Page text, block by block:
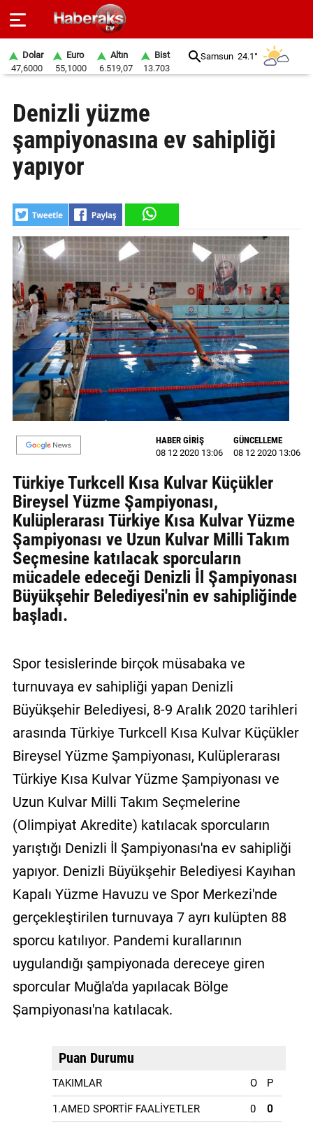
SPOR
YAŞAM
EKONOMİ
BELEDİYELER
SAĞLIK
SİYASET
EĞİTİM
GALERİ
VİDEO
YAZARLAR
BİZE
ULAŞIN
İletişim
Gizlilik
Sözleşmesi
Kullanıcı
Sözleşmesi
Dolar
47,6000
Euro
55,1000
Altın
6.519,07
Bist
13.703
Samsun 24.1°
Denizli yüzme
şampiyonasına ev sahipliği
yapıyor
HABER GİRİŞ
08 12 2020 13:06
GÜNCELLEME
08 12 2020 13:06
Türkiye Turkcell Kısa Kulvar Küçükler
Bireysel Yüzme Şampiyonası,
Kulüplerarası Türkiye Kısa Kulvar Yüzme
Şampiyonası ve Uzun Kulvar Milli Takım
Seçmesine katılacak sporcuların
mücadele edeceği Denizli İl Şampiyonası
Büyükşehir Belediyesi'nin ev sahipliğinde
başladı.
Spor tesislerinde birçok müsabaka ve
turnuvaya ev sahipliği yapan Denizli
Büyükşehir Belediyesi, 8-9 Aralık 2020 tarihleri
arasında Türkiye Turkcell Kısa Kulvar Küçükler
Bireysel Yüzme Şampiyonası, Kulüplerarası
Türkiye Kısa Kulvar Yüzme Şampiyonası ve
Uzun Kulvar Milli Takım Seçmelerine
(Olimpiyat Akredite) katılacak sporcuların
yarıştığı Denizli İl Şampiyonası'na ev sahipliği
yapıyor. Denizli Büyükşehir Belediyesi Kayıhan
Kapalı Yüzme Havuzu ve Spor Merkezi'nde
gerçekleştirilen turnuvaya 7 ayrı kulüpten 88
sporcu katılıyor. Pandemi kurallarının
uygulandığı şampiyonada dereceye giren
sporcular Muğla'da yapılacak Bölge
Şampiyonası'na katılacak.
Puan Durumu
TAKIMLAR O P
1.AMED SPORTİF FAALİYETLER 0 0